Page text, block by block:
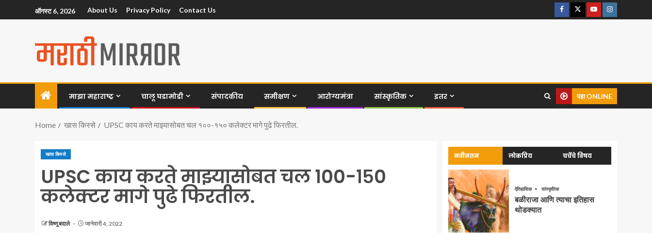
ऑगस्ट 6, 2026 About Us Privacy Policy Contact Us
माझा महाराष्ट्र चालू घडामोडी संपादकीय समीक्षण आरोग्यमंत्रा सांस्कृतिक इतर पहा ONLINE
Home खास किस्से UPSC काय करते माझ्यासोबत चल १००-१५० कलेक्टर मागे पुढे फिरतील.
खास किस्से
UPSC काय करते माझ्यासोबत चल १००-१५०
कलेक्टर मागे पुढे फिरतील.
विष्णू बदाले जानेवारी 4, 2022
नवीनतम लोकप्रिय चर्चेचे विषय
ऐतिहासिक सांस्कृतिक
बळीराजा आणि त्याचा इतिहास
थोडक्यात